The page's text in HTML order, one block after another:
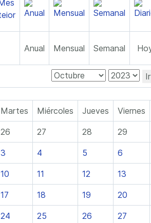
Anual Mensual Semanal
Martes Miércoles Jueves Viernes
26 27 28 29
3 4 5 6
10 11 12 13
17 18 19 20
24 25 26 27